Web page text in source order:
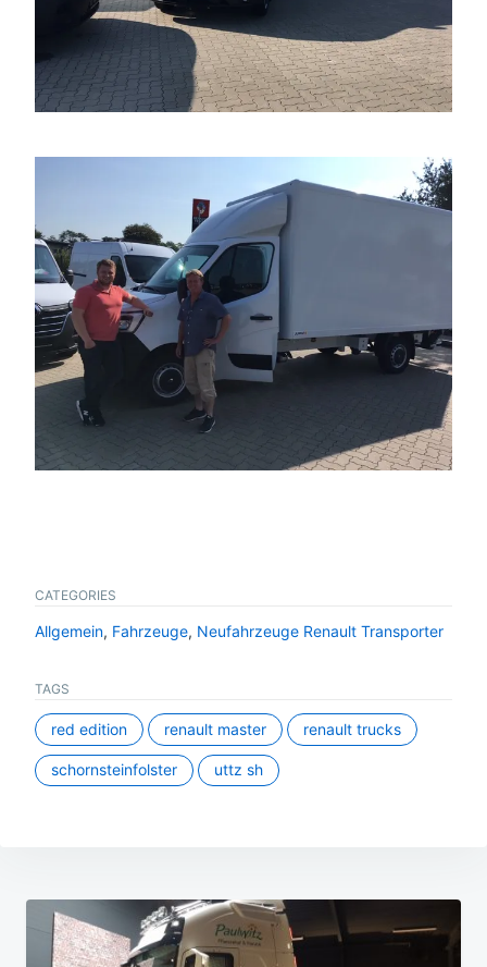
CATEGORIES
Allgemein, Fahrzeuge, Neufahrzeuge Renault Transporter
TAGS
red edition renault master renault trucks
schornsteinfolster uttz sh
Beitragsnavigation